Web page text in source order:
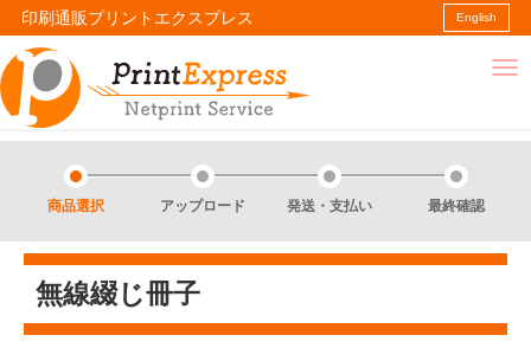
印刷通販プリントエクスプレス English
商品選択 アップロード 発送・支払い 最終確認
無線綴じ冊子